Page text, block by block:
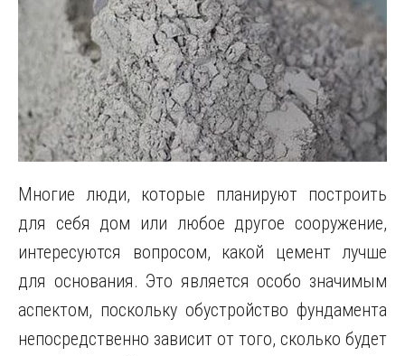
Многие люди, которые планируют построить
для себя дом или любое другое сооружение,
интересуются вопросом, какой цемент лучше
для основания. Это является особо значимым
аспектом, поскольку обустройство фундамента
непосредственно зависит от того, сколько будет